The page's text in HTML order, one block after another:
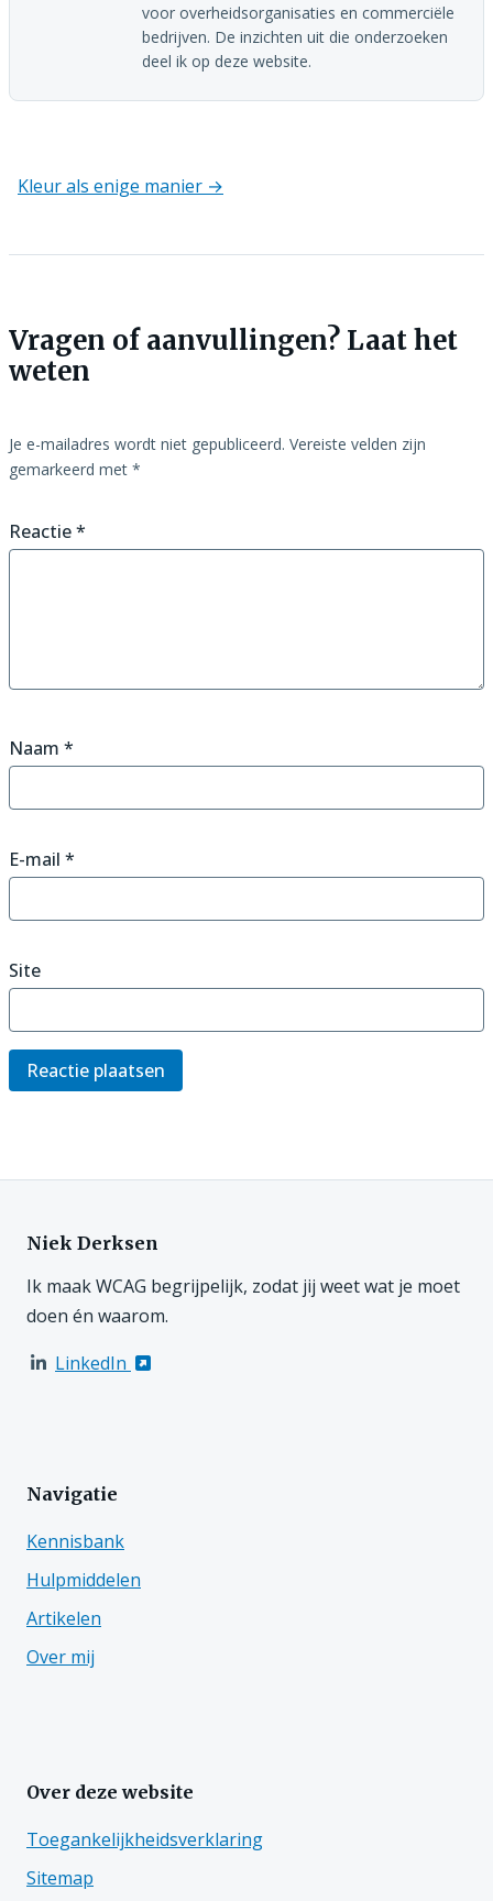
voor overheidsorganisaties en commerciële
bedrijven. De inzichten uit die onderzoeken
deel ik op deze website.
Kleur als enige manier →
Vragen of aanvullingen? Laat het
weten
Je e-mailadres wordt niet gepubliceerd. Vereiste velden zijn
gemarkeerd met *
Reactie*
Naam *
E-mail *
Site
Niek Derksen
Ik maak WCAG begrijpelijk, zodat jij weet wat je moet
doen én waarom.
LinkedIn
Navigatie
Kennisbank
Hulpmiddelen
Artikelen
Over mij
Over deze website
Toegankelijkheidsverklaring
Sitemap